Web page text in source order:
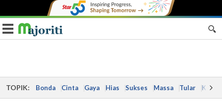
Toggle navigation
TOPIK: Bonda Cinta Gaya Hias Sukses Massa Tular Kes